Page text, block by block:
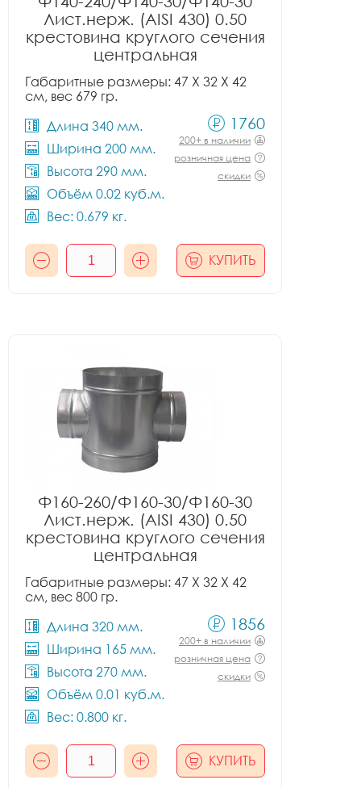
Лист.нерж. (AISI 430) 0.50
крестовина круглого сечения
центральная
Габаритные размеры: 47 X 32 X 42
см, вес 679 гр.
Длина 340 мм.
Ширина 200 мм.
Высота 290 мм.
Объём 0.02 куб.м.
Вес: 0.679 кг.
1760
200+ в наличии
розничная цена
скидки
КУПИТЬ
Ф160-260/Ф160-30/Ф160-30
Лист.нерж. (AISI 430) 0.50
крестовина круглого сечения
центральная
Габаритные размеры: 47 X 32 X 42
см, вес 800 гр.
Длина 320 мм.
Ширина 165 мм.
Высота 270 мм.
Объём 0.01 куб.м.
Вес: 0.800 кг.
1856
200+ в наличии
розничная цена
скидки
КУПИТЬ